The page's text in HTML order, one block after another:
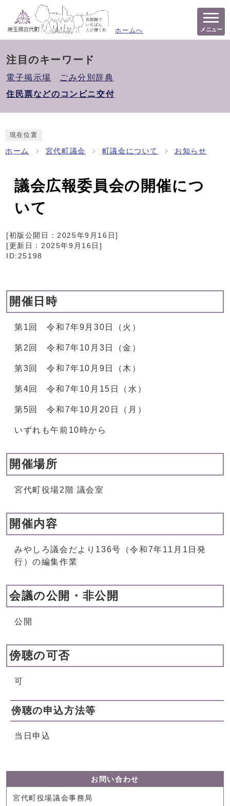
ホームへ メニュー
注目のキーワード
電子掲示場
ごみ分別辞典
住民票などのコンビニ交付
現在位置
ホーム 宮代町議会 町議会について お知らせ
議会広報委員会の開催につ
いて
[初版公開日：2025年9月16日]
[更新日： 2025年9月16日 ]
ID:25198
開催日時
第1回 令和7年9月30日（火）
第2回 令和7年10月3日（金）
第3回 令和7年10月9日（木）
第4回 令和7年10月15日（水）
第5回 令和7年10月20日（月）
いずれも午前10時から
開催場所
宮代町役場2階 議会室
開催内容
みやしろ議会だより136号（令和7年11月1日発
行）の編集作業
会議の公開・非公開
公開
傍聴の可否
可
傍聴の申込方法等
当日申込
お問い合わせ
宮代町役場議会事務局